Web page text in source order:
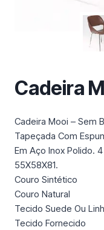
Cadeira
Cadeira Mooi – Sem
Tapeçada Com
Em Aço Inox Polido.
55X58X81.
Couro Sintético
Couro Natural
Tecido Suede Ou
Tecido Fornecido